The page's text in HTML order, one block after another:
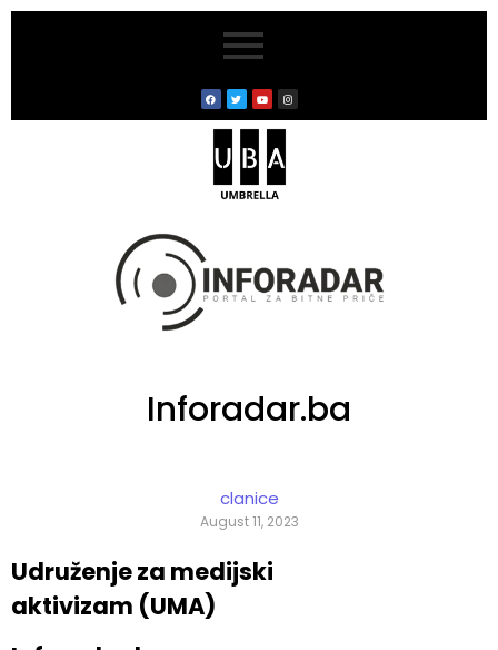
Inforadar.ba
clanice
August 11, 2023
Udruženje za medijski
aktivizam (UMA)